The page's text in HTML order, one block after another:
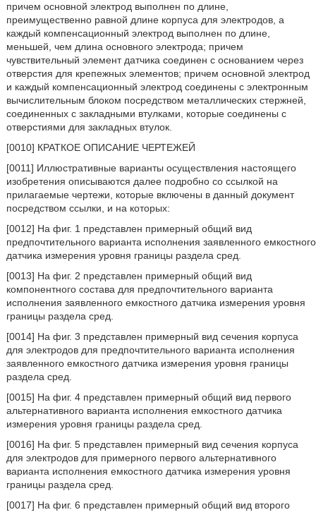
причем основной электрод выполнен по длине,
преимущественно равной длине корпуса для электродов, а
каждый компенсационный электрод выполнен по длине,
меньшей, чем длина основного электрода; причем
чувствительный элемент датчика соединен с основанием через
отверстия для крепежных элементов; причем основной электрод
и каждый компенсационный электрод соединены с электронным
вычислительным блоком посредством металлических стержней,
соединенных с закладными втулками, которые соединены с
отверстиями для закладных втулок.
[0010] КРАТКОЕ ОПИСАНИЕ ЧЕРТЕЖЕЙ
[0011] Иллюстративные варианты осуществления настоящего
изобретения описываются далее подробно со ссылкой на
прилагаемые чертежи, которые включены в данный документ
посредством ссылки, и на которых:
[0012] На фиг. 1 представлен примерный общий вид
предпочтительного варианта исполнения заявленного емкостного
датчика измерения уровня границы раздела сред.
[0013] На фиг. 2 представлен примерный общий вид
компонентного состава для предпочтительного варианта
исполнения заявленного емкостного датчика измерения уровня
границы раздела сред.
[0014] На фиг. 3 представлен примерный вид сечения корпуса
для электродов для предпочтительного варианта исполнения
заявленного емкостного датчика измерения уровня границы
раздела сред.
[0015] На фиг. 4 представлен примерный общий вид первого
альтернативного варианта исполнения емкостного датчика
измерения уровня границы раздела сред.
[0016] На фиг. 5 представлен примерный вид сечения корпуса
для электродов для примерного первого альтернативного
варианта исполнения емкостного датчика измерения уровня
границы раздела сред.
[0017] На фиг. 6 представлен примерный общий вид второго